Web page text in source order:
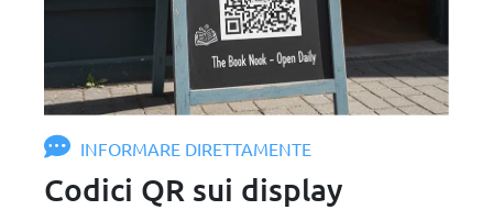
INFORMARE DIRETTAMENTE
Codici QR sui display